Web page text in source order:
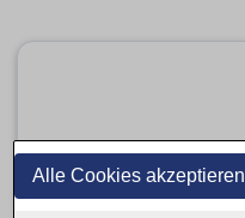
Alle Cookies akzeptieren